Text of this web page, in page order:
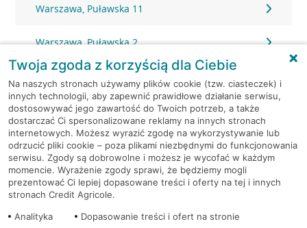
Warszawa, Puławska 11
Warszawa, Puławska 2
Warszawa, Puławska 2
Warszawa, Puławska 39
Warszawa, Puławska 427
Warszawa, Puławska 73/75
Warszawa, Racławicka 125
Twoja zgoda z korzyścią dla Ciebie
Na naszych stronach używamy plików cookie (tzw. ciasteczek) i
innych technologii, aby zapewnić prawidłowe działanie serwisu,
dostosowywać jego zawartość do Twoich potrzeb, a także
dostarczać Ci spersonalizowane reklamy na innych stronach
internetowych. Możesz wyrazić zgodę na wykorzystywanie lub
odrzucić pliki cookie – poza plikami niezbędnymi do funkcjonowania
serwisu. Zgody są dobrowolne i możesz je wycofać w każdym
momencie. Wyrażenie zgody sprawi, że będziemy mogli
prezentować Ci lepiej dopasowane treści i oferty na tej i innych
stronach Credit Agricole.
Analityka
Dopasowanie treści i ofert na stronie